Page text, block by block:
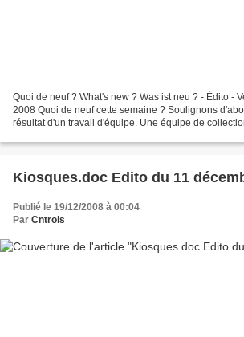
Quoi de neuf ? What's new ? Was ist neu ? - Édito -
2008 Quoi de neuf cette semaine ? Soulignons
résultat d'un travail d'équipe. Une équipe de
Kiosques.doc Edito du 11
Publié le 19/12/2008 à 00:04
Par Cntrois